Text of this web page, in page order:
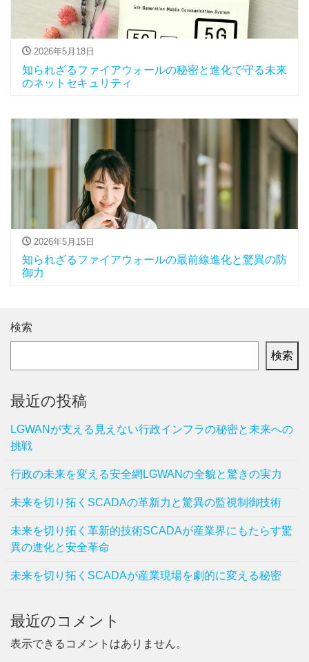
2026年5月18日
知られざるファイアウォールの秘密と進化で守る未来
のネットセキュリティ
2026年5月15日
知られざるファイアウォールの最前線進化と驚異の防
御力
検索
検索
最近の投稿
LGWANが支える見えない行政インフラの秘密と未来への
挑戦
行政の未来を変える安全網LGWANの全貌と驚きの実力
未来を切り拓くSCADAの革新力と驚異の監視制御技術
未来を切り拓く革新的技術SCADAが産業界にもたらす驚
異の進化と安全革命
未来を切り拓くSCADAが産業現場を劇的に変える秘密
最近のコメント
表示できるコメントはありません。